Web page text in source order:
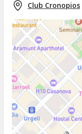
Club Cronopios